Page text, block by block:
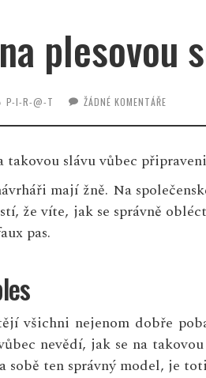
plesovou
P-I-R-@-T ŽÁDNÉ KOMENTÁŘE
takovou slávu vůbec
mají žně. Na
že víte, jak se správně
pas.
všichni nejenom dobře
nevědí, jak se na
sobě ten správný model, je